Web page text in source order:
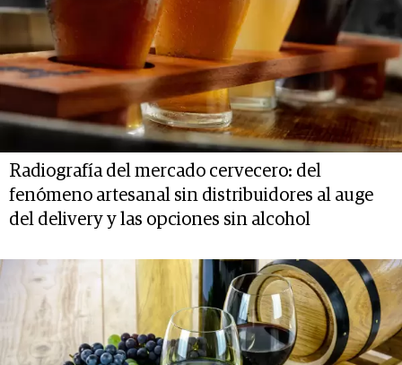
Radiografía del mercado cervecero: del
fenómeno artesanal sin distribuidores al auge
del delivery y las opciones sin alcohol